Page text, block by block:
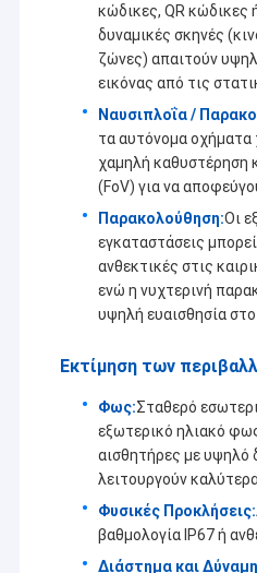
κώδικες, QR κώδικες
δυναμικές σκηνές
ζώνες) απαιτούν
εικόνας από τις
Ναυσιπλοΐα /
τα αυτόνομα οχήματα
χαμηλή καθυστέρηση
(FoV) για να
Παρακολούθηση:Οι
εγκαταστάσεις
ανθεκτικές στις
ενώ η νυχτερινή
υψηλή ευαισθησία
Εκτίμηση των
Φως:Σταθερό
εξωτερικό ηλιακό
αισθητήρες με υψηλό
λειτουργούν
Φυσικές Προκλήσεις:
βαθμολογία IP67 ή
Διάστημα και